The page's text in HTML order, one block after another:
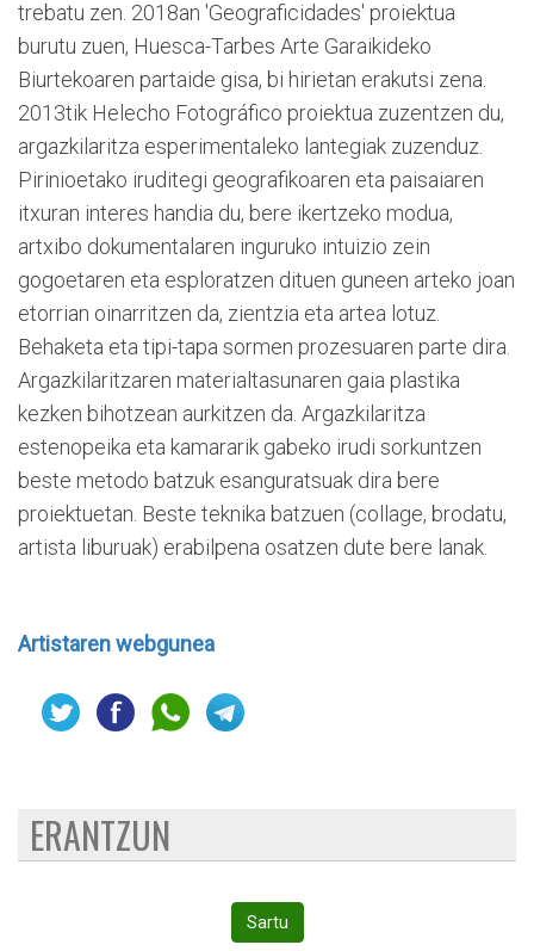
trebatu zen. 2018an 'Geograficidades' proiektua
burutu zuen, Huesca-Tarbes Arte Garaikideko
Biurtekoaren partaide gisa, bi hirietan erakutsi zena.
2013tik Helecho Fotográfico proiektua zuzentzen du,
argazkilaritza esperimentaleko lantegiak zuzenduz.
Pirinioetako iruditegi geografikoaren eta paisaiaren
itxuran interes handia du, bere ikertzeko modua,
artxibo dokumentalaren inguruko intuizio zein
gogoetaren eta esploratzen dituen guneen arteko joan
etorrian oinarritzen da, zientzia eta artea lotuz.
Behaketa eta tipi-tapa sormen prozesuaren parte dira.
Argazkilaritzaren materialtasunaren gaia plastika
kezken bihotzean aurkitzen da. Argazkilaritza
estenopeika eta kamararik gabeko irudi sorkuntzen
beste metodo batzuk esanguratsuak dira bere
proiektuetan. Beste teknika batzuen (collage, brodatu,
artista liburuak) erabilpena osatzen dute bere lanak.
Artistaren webgunea
ERANTZUN
Sartu